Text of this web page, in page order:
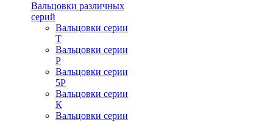
Вальцовки различных
серий
Вальцовки серии
Т
Вальцовки серии
Р
Вальцовки серии
5Р
Вальцовки серии
К
Вальцовки серии